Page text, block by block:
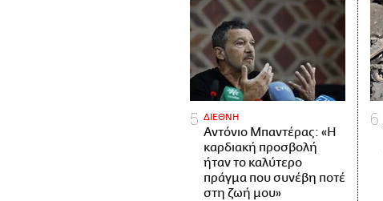
ΔΙΕΘΝΗ
Αντόνιο Μπαντέρας: «Η
καρδιακή προσβολή
ήταν το καλύτερο
πράγμα που συνέβη ποτέ
στη ζωή μου»